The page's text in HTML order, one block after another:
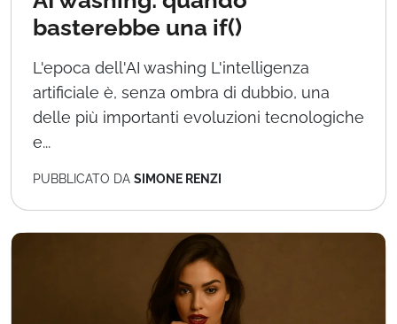
basterebbe una if()
L'epoca dell'AI washing L'intelligenza
artificiale è, senza ombra di dubbio, una
delle più importanti evoluzioni tecnologiche
e...
PUBBLICATO DA SIMONE RENZI